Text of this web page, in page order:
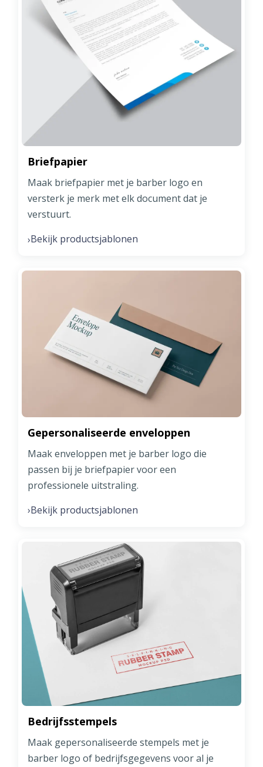
Briefpapier
Maak briefpapier met je barber logo en
versterk je merk met elk document dat je
verstuurt.
›Bekijk productsjablonen
Gepersonaliseerde enveloppen
Maak enveloppen met je barber logo die
passen bij je briefpapier voor een
professionele uitstraling.
›Bekijk productsjablonen
Bedrijfsstempels
Maak gepersonaliseerde stempels met je
barber logo of bedrijfsgegevens voor al je